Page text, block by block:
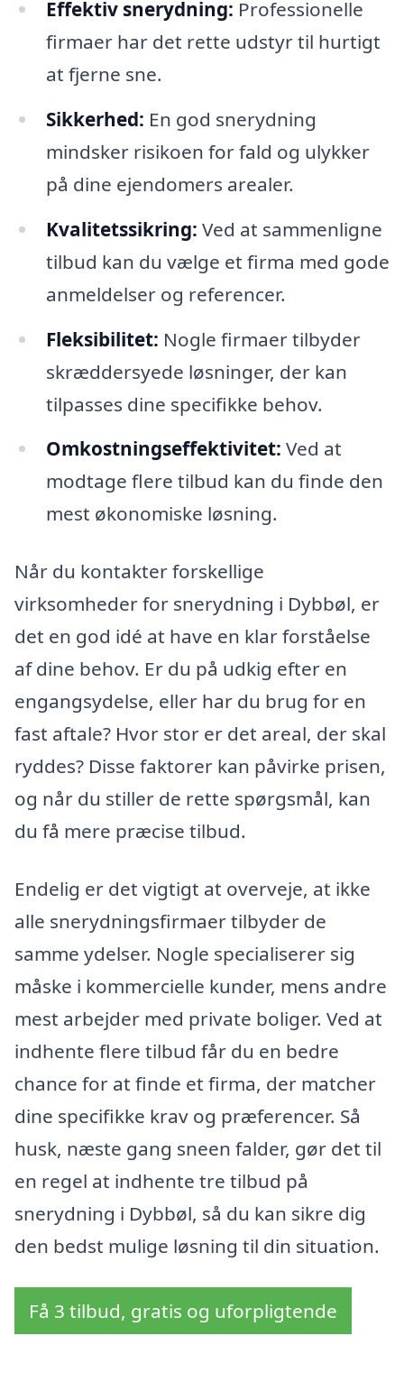
Effektiv snerydning: Professionelle
firmaer har det rette udstyr til hurtigt
at fjerne sne.
Sikkerhed: En god snerydning
mindsker risikoen for fald og ulykker
på dine ejendomers arealer.
Kvalitetssikring: Ved at sammenligne
tilbud kan du vælge et firma med gode
anmeldelser og referencer.
Fleksibilitet: Nogle firmaer tilbyder
skræddersyede løsninger, der kan
tilpasses dine specifikke behov.
Omkostningseffektivitet: Ved at
modtage flere tilbud kan du finde den
mest økonomiske løsning.
Når du kontakter forskellige
virksomheder for snerydning i Dybbøl, er
det en god idé at have en klar forståelse
af dine behov. Er du på udkig efter en
engangsydelse, eller har du brug for en
fast aftale? Hvor stor er det areal, der skal
ryddes? Disse faktorer kan påvirke prisen,
og når du stiller de rette spørgsmål, kan
du få mere præcise tilbud.
Endelig er det vigtigt at overveje, at ikke
alle snerydningsfirmaer tilbyder de
samme ydelser. Nogle specialiserer sig
måske i kommercielle kunder, mens andre
mest arbejder med private boliger. Ved at
indhente flere tilbud får du en bedre
chance for at finde et firma, der matcher
dine specifikke krav og præferencer. Så
husk, næste gang sneen falder, gør det til
en regel at indhente tre tilbud på
snerydning i Dybbøl, så du kan sikre dig
den bedst mulige løsning til din situation.
Få 3 tilbud, gratis og uforpligtende